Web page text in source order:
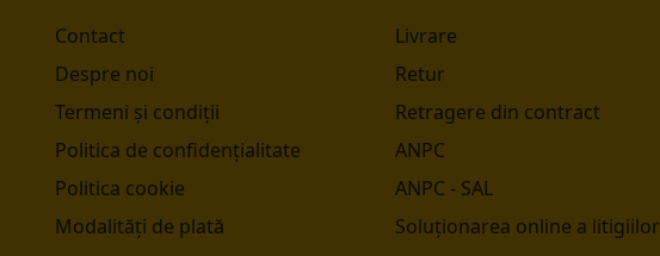
Contact
Despre noi
Termeni și condiții
Politica de confidențialitate
Politica cookie
Modalități de plată
Livrare
Retur
Retragere din contract
ANPC
ANPC - SAL
Soluționarea online a litigiilor